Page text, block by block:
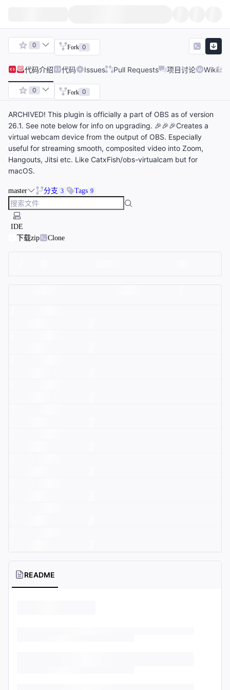
0 Fork 0
代码介绍 代码 Issues Pull Requests 项目讨论 Wiki
0 Fork 0
ARCHIVED! This plugin is officially a part of OBS as of version
26.1. See note below for info on upgrading. 🎉🎉🎉Creates a
virtual webcam device from the output of OBS. Especially
useful for streaming smooth, composited video into Zoom,
Hangouts, Jitsi etc. Like CatxFish/obs-virtualcam but for
macOS.
master 分支 3 Tags 9
IDE
下载zip
Clone
README